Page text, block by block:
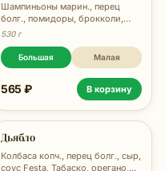
Шампиньоны марин., перец
болг., помидоры, брокколи,
оливки, маслины, соус Festa,
530 г
Большая Малая
565 ₽ В корзину
Дьябло
Колбаса копч., перец болг., сыр,
соус Festa, Табаско, орегано,